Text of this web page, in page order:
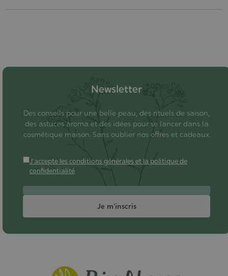
Newsletter
Des conseils pour une belle peau, des rituels de saison,
des astuces aroma et des idées pour se lancer dans la
cosmétique maison. Sans oublier nos offres et cadeaux.
J'accepte les conditions générales et la politique de
confidentialité
Je m'inscris